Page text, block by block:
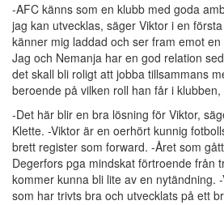
-AFC känns som en klubb med goda
jag kan utvecklas, säger Viktor i en
känner mig laddad och ser fram emot
Jag och Nemanja har en god relation
det skall bli roligt att jobba tillsammans
beroende på vilken roll han får i klubben,
-Det här blir en bra lösning för Viktor,
Klette. -Viktor är en oerhört kunnig
brett register som forward. -Året som
Degerfors pga mindskat förtroende från
kommer kunna bli lite av en nytändning.
som har trivts bra och utvecklats på ett